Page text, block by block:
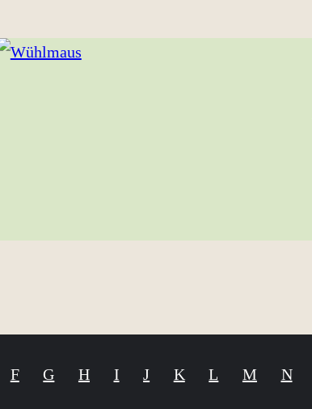
F G H I J K L M N